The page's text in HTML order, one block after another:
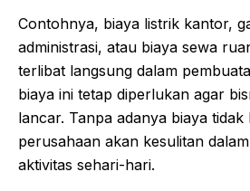
Contohnya, biaya listrik kantor,
administrasi, atau biaya sewa
terlibat langsung dalam
biaya ini tetap diperlukan agar
lancar. Tanpa adanya biaya tidak
perusahaan akan kesulitan
aktivitas sehari-hari.